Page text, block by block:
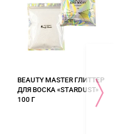
BEAUTY MASTER ГЛИТТЕР
ДЛЯ ВОСКА «‎STARDUST»‎
100 Г